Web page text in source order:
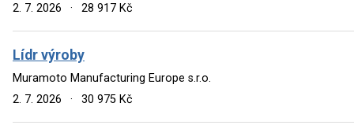
2. 7. 2026
· 28 917 Kč
Lídr výroby
Muramoto Manufacturing Europe s.r.o.
2. 7. 2026
· 30 975 Kč